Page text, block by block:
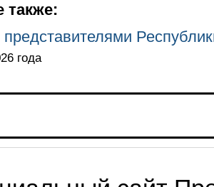
также:
представителями
года